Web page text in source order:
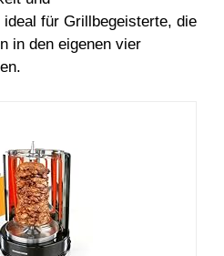
für Grillbegeisterte, die
in den eigenen vier